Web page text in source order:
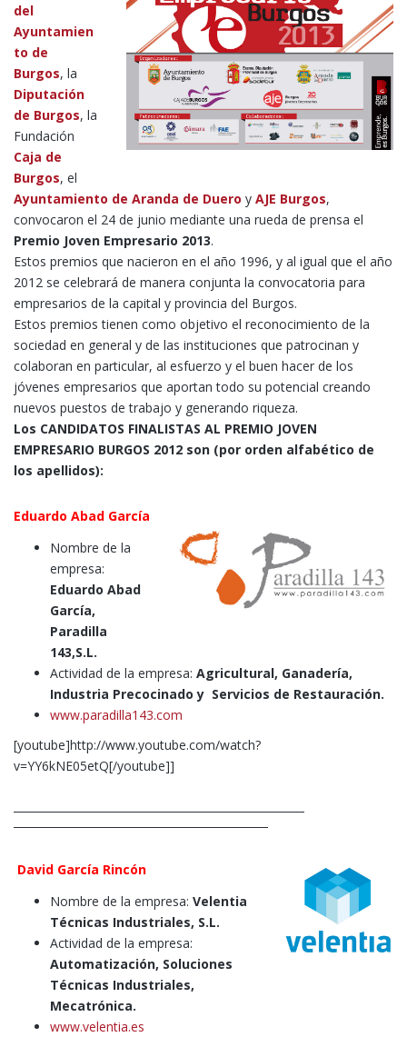
del
Ayuntamien
to de
Burgos, la
Diputación
de Burgos, la
Fundación
Caja de
Burgos, el
Ayuntamiento de Aranda de Duero y AJE Burgos,
convocaron el 24 de junio mediante una rueda de prensa el
Premio Joven Empresario 2013.
Estos premios que nacieron en el año 1996, y al igual que el año
2012 se celebrará de manera conjunta la convocatoria para
empresarios de la capital y provincia del Burgos.
Estos premios tienen como objetivo el reconocimiento de la
sociedad en general y de las instituciones que patrocinan y
colaboran en particular, al esfuerzo y el buen hacer de los
jóvenes empresarios que aportan todo su potencial creando
nuevos puestos de trabajo y generando riqueza.
Los CANDIDATOS FINALISTAS AL PREMIO JOVEN
EMPRESARIO BURGOS 2012 son (por orden alfabético de
los apellidos):
Eduardo Abad García
Nombre de la
empresa:
Eduardo Abad
García,
Paradilla
143,S.L.
Actividad de la empresa: Agricultural, Ganadería,
Industria Precocinado y Servicios de Restauración.
www.paradilla143.com
[youtube]http://www.youtube.com/watch?
v=YY6kNE05etQ[/youtube]]
David García Rincón
Nombre de la empresa: Velentia
Técnicas Industriales, S.L.
Actividad de la empresa:
Automatización, Soluciones
Técnicas Industriales,
Mecatrónica.
www.velentia.es